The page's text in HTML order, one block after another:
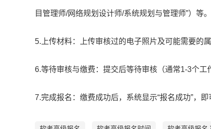
目管理师/网络规划设计师/系统规划与管理师”）等。
5.上传材料：上传审核过的电子照片及可能需要的属
6.等待审核与缴费：提交后等待审核（通常1-3个工
7.完成报名：缴费成功后，系统显示“报名成功”，即